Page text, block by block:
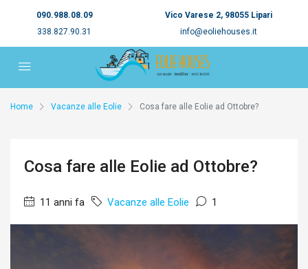
090.988.08.09
338.827.90.31
Vico Varese 2, 98055 Lipari
info@eoliehouses.it
Home Vacanze alle Eolie Cosa fare alle Eolie ad Ottobre?
Cosa fare alle Eolie ad Ottobre?
11 anni fa Vacanze alle Eolie 1